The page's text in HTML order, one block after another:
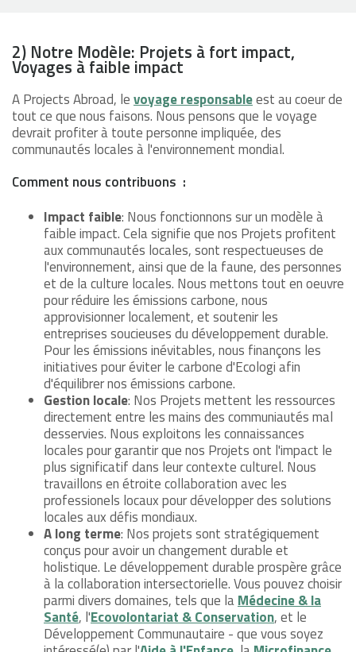
2) Notre Modèle: Projets à fort impact,
Voyages à faible impact
A Projects Abroad, levoyage responsableest au coeur de
tout ce que nous faisons. Nous pensons que le voyage
devrait profiter à toute personne impliquée, des
communautés locales à l'environnement mondial.
Comment nous contribuons :
Impact faible: Nous fonctionnons sur un modèle à
faible impact. Cela signifie que nos Projets profitent
aux communautés locales, sont respectueuses de
l'environnement, ainsi que de la faune, des personnes
et de la culture locales. Nous mettons tout en oeuvre
pour réduire les émissions carbone, nous
approvisionner localement, et soutenir les
entreprises soucieuses du développement durable.
Pour les émissions inévitables, nous finançons les
initiatives pour éviter le carbone d'Ecologi afin
d'équilibrer nos émissions carbone.
Gestion locale: Nos Projets mettent les ressources
directement entre les mains des communiautés mal
desservies. Nous exploitons les connaissances
locales pour garantir que nos Projets ont l'impact le
plus significatif dans leur contexte culturel. Nous
travaillons en étroite collaboration avec les
professionels locaux pour développer des solutions
locales aux défis mondiaux.
A long terme: Nos projets sont stratégiquement
conçus pour avoir un changement durable et
holistique. Le développement durable prospère grâce
à la collaboration intersectorielle. Vous pouvez choisir
parmi divers domaines, tels que laMédecine & la
Santé, l'Ecovolontariat & Conservation, et le
Développement Communautaire - que vous soyez